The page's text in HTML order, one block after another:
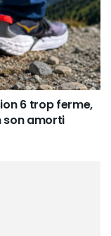
6 trop ferme,
son amorti